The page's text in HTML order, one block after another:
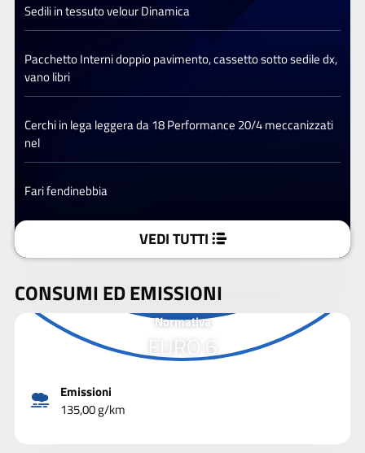
Sedili in tessuto velour Dinamica
Pacchetto Interni doppio pavimento, cassetto sotto sedile dx,
vano libri
Cerchi in lega leggera da 18 Performance 20/4 meccanizzati
nel
Fari fendinebbia
VEDI TUTTI
CONSUMI ED EMISSIONI
Normativa
EURO 6
Emissioni
135,00 g/km